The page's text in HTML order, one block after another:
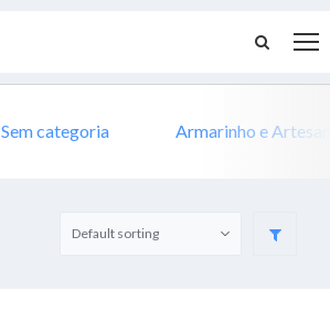
Sem categoria Armarinho e